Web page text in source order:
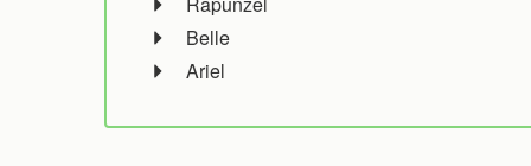
Belle
Ariel